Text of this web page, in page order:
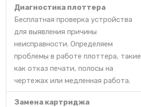
Диагностика плоттера
Бесплатная проверка устройства
для выявления причины
неисправности. Определяем
проблемы в работе плоттера, такие
как отказ печати, полосы на
чертежах или медленная работа.
Замена картриджа